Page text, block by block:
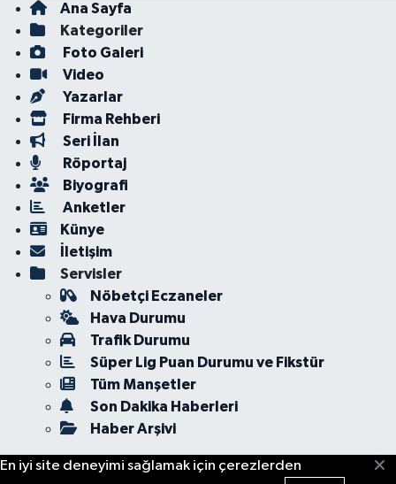
Ana Sayfa
Kategoriler
Foto Galeri
Video
Yazarlar
Firma Rehberi
Seri İlan
Röportaj
Biyografi
Anketler
Künye
İletişim
Servisler
Nöbetçi Eczaneler
Hava Durumu
Trafik Durumu
Süper Lig Puan Durumu ve Fikstür
Tüm Manşetler
Son Dakika Haberleri
Haber Arşivi
En iyi site deneyimi sağlamak için çerezlerden